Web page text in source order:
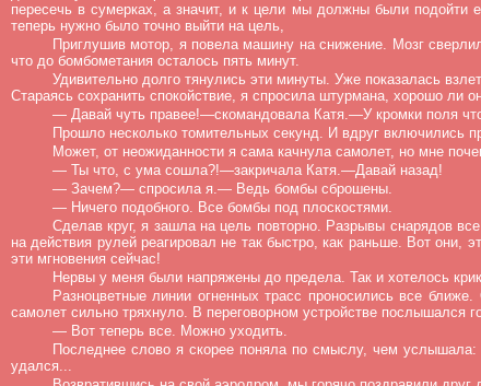
пересечь в сумерках, а значит, и к цели мы должны были подойти
теперь нужно было точно выйти на цель,
Приглушив мотор, я повела машину на снижение. Мозг
что до бомбометания осталось пять минут.
Удивительно долго тянулись эти минуты. Уже показалась
Стараясь сохранить спокойствие, я спросила штурмана, хорошо ли
— Давай чуть правее!—скомандовала Катя.—У кромки поля
Прошло несколько томительных секунд. И вдруг включились
Может, от неожиданности я сама качнула самолет, но мне
— Ты что, с ума сошла?!—закричала Катя.—Давай назад!
— Зачем?— спросила я.— Ведь бомбы сброшены.
— Ничего подобного. Все бомбы под плоскостями.
Сделав круг, я зашла на цель повторно. Разрывы снарядов
на действия рулей реагировал не так быстро, как раньше. Вот
эти мгновения сейчас!
Нервы у меня были напряжены до предела. Так и хотелось
Разноцветные линии огненных трасс проносились все
самолет сильно тряхнуло. В переговорном устройстве послышался
— Вот теперь все. Можно уходить.
Последнее слово я скорее поняла по смыслу, чем
удался...